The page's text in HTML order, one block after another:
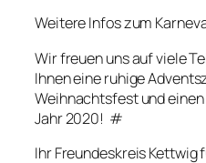
Weitere Infos zum
Wir freuen uns auf viele
Ihnen eine ruhige
Weihnachtsfest und
Jahr 2020! #
Ihr Freundeskreis Kettwig